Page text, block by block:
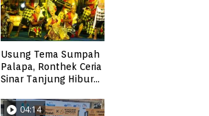
Usung Tema Sumpah
Palapa, Ronthek Ceria
Sinar Tanjung Hibur
FRP 2023
04:14